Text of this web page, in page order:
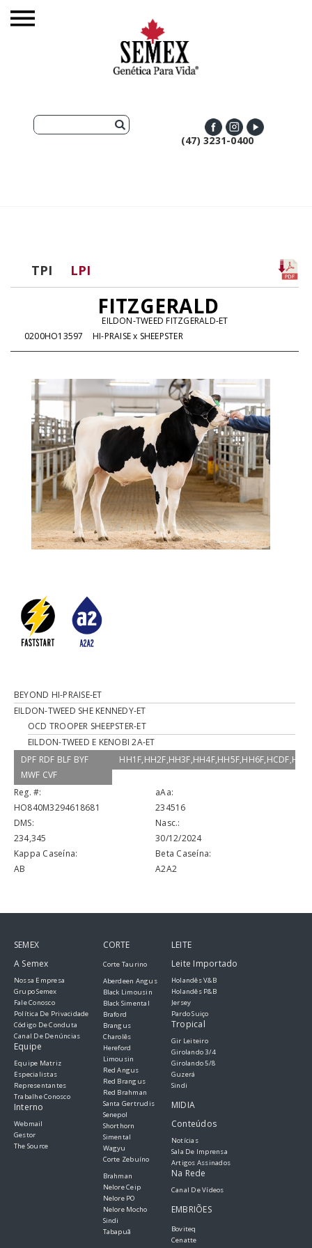
(47) 3231-0400
TPI LPI
FITZGERALD
EILDON-TWEED FITZGERALD-ET
0200HO13597
HI-PRAISE x SHEEPSTER
BEYOND HI-PRAISE-ET
EILDON-TWEED SHE KENNEDY-ET
OCD TROOPER SHEEPSTER-ET
EILDON-TWEED E KENOBI 2A-ET
DPF RDF BLF BYF
MWF CVF
Reg. #:
HO840M3294618681
aAa:
234516
DMS:
234,345
Nasc.:
30/12/2024
Kappa Caseína:
AB
Beta Caseína:
A2A2
SEMEX
A Semex
Nossa Empresa
Grupo Semex
Fale Conosco
Política De Privacidade
Código De Conduta
Canal De Denúncias
Equipe
Equipe Matriz
Especialistas
Representantes
Trabalhe Conosco
Interno
Webmail
Gestor
The Source
CORTE
Corte Taurino
Aberdeen Angus
Black Limousin
Black Simental
Braford
Brangus
Charolês
Hereford
Limousin
Red Angus
Red Brangus
Red Brahman
Santa Gertrudis
Senepol
Shorthorn
Simental
Wagyu
Corte Zebuíno
Brahman
Nelore Ceip
Nelore PO
Nelore Mocho
Sindi
Tabapuã
LEITE
Leite Importado
Holandês V&B
Holandês P&B
Jersey
Pardo Suiço
Tropical
Gir Leiteiro
Girolando 3/4
Girolando 5/8
Guzerá
Sindi
MIDIA
Conteúdos
Notícias
Sala De Imprensa
Artigos Assinados
Na Rede
Canal De Vídeos
EMBRIÕES
Boviteq
Cenatte